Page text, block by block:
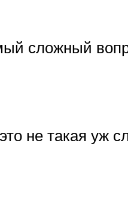
сложный
не такая уж